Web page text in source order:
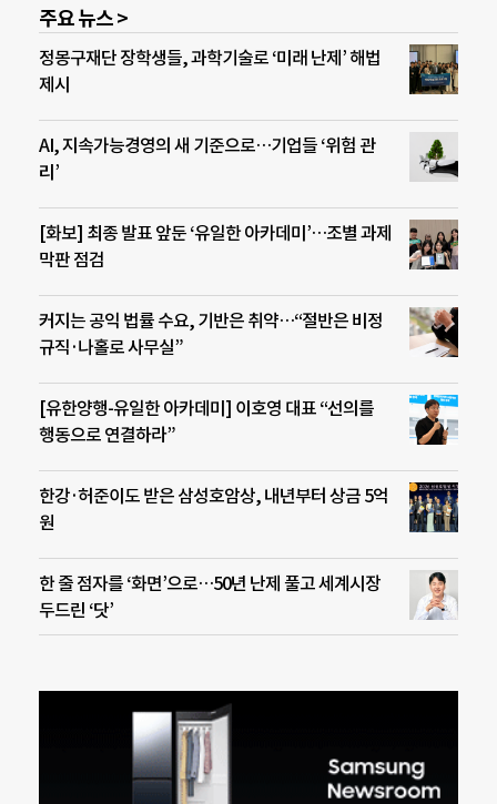
주요 뉴스 >
정몽구재단 장학생들, 과학기술로 ‘미래 난제’ 해법
제시
AI, 지속가능경영의 새 기준으로…기업들 ‘위험 관
리’
[화보] 최종 발표 앞둔 ‘유일한 아카데미’…조별 과제
막판 점검
커지는 공익 법률 수요, 기반은 취약…“절반은 비정
규직·나홀로 사무실”
[유한양행-유일한 아카데미] 이호영 대표 “선의를
행동으로 연결하라”
한강·허준이도 받은 삼성호암상, 내년부터 상금 5억
원
한 줄 점자를 ‘화면’으로…50년 난제 풀고 세계시장
두드린 ‘닷’